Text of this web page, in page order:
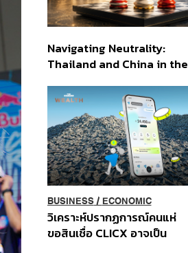
Navigating Neutrality:
Thailand and China in the
Order
BUSINESS/ ECONOMIC
วิเคราะห์ปรากฏการณ์คนแห่
ขอสินเชื่อ CLICX อาจเป็น